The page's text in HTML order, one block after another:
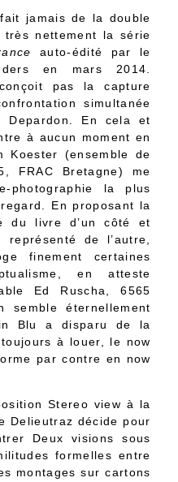
jamais de la double
nettement la série
auto-édité par le
en mars 2014.
pas la capture
simultanée
Depardon. En cela et
à aucun moment en
Koester (ensemble de
FRAC Bretagne) me
photographie la plus
En proposant la
du livre d’un côté et
de l’autre,
finement certaines
en atteste
Ed Ruscha, 6565
semble éternellement
Blu a disparu de la
à louer, le now
par contre en now
Stereo view à la
Delieutraz décide pour
Deux visions sous
formelles entre
montages sur cartons